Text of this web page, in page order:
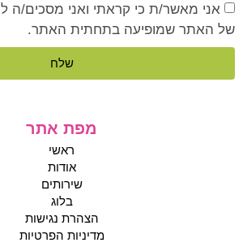
אני מאשר/ת כי קראתי ואני מסכים/ה ל
של האתר שמופיעה בתחתית האתר.
שלח
מפת אתר
ראשי
אודות
שירותים
בלוג
הצהרת נגישות
מדיניות הפרטיות